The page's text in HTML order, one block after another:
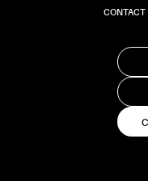
CONTACT